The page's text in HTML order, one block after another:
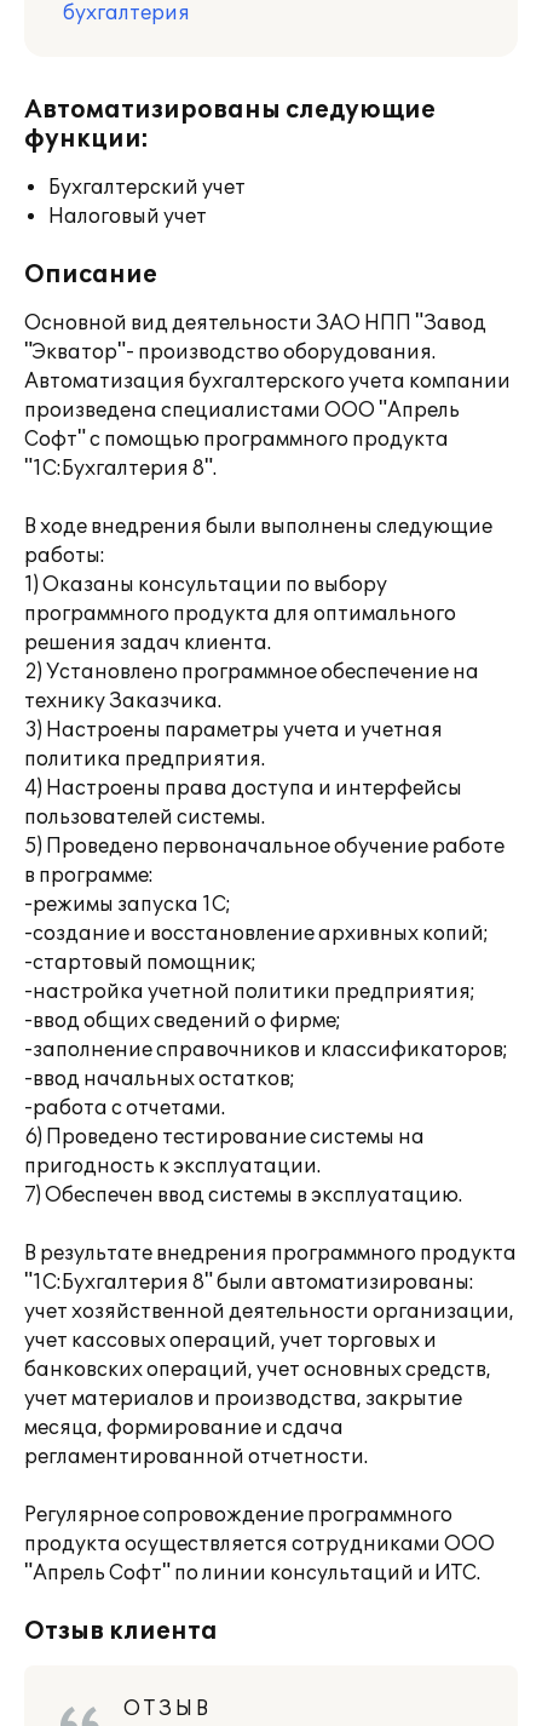
бухгалтерия
Автоматизированы следующие
функции:
Бухгалтерский учет
Налоговый учет
Описание
Основной вид деятельности ЗАО НПП "Завод
"Экватор"- производство оборудования.
Автоматизация бухгалтерского учета компании
произведена специалистами ООО "Апрель
Софт" с помощью программного продукта
"1С:Бухгалтерия 8".
В ходе внедрения были выполнены следующие
работы:
1) Оказаны консультации по выбору
программного продукта для оптимального
решения задач клиента.
2) Установлено программное обеспечение на
технику Заказчика.
3) Настроены параметры учета и учетная
политика предприятия.
4) Настроены права доступа и интерфейсы
пользователей системы.
5) Проведено первоначальное обучение работе
в программе:
-режимы запуска 1С;
-создание и восстановление архивных копий;
-стартовый помощник;
-настройка учетной политики предприятия;
-ввод общих сведений о фирме;
-заполнение справочников и классификаторов;
-ввод начальных остатков;
-работа с отчетами.
6) Проведено тестирование системы на
пригодность к эксплуатации.
7) Обеспечен ввод системы в эксплуатацию.
В результате внедрения программного продукта
"1С:Бухгалтерия 8" были автоматизированы:
учет хозяйственной деятельности организации,
учет кассовых операций, учет торговых и
банковских операций, учет основных средств,
учет материалов и производства, закрытие
месяца, формирование и сдача
регламентированной отчетности.
Регулярное сопровождение программного
продукта осуществляется сотрудниками ООО
"Апрель Софт" по линии консультаций и ИТС.
Отзыв клиента
О Т З Ы В